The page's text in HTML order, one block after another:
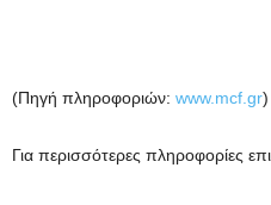
(Πηγή πληροφοριών: www.mcf.gr)
Για περισσότερες πληροφορίες